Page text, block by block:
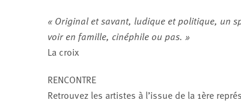
« Original et savant, ludique etpolitique, un
voiren famille, cinéphile ou pas. »
La croix
RENCONTRE
Retrouvez les artistes à l’issue de la 1ère